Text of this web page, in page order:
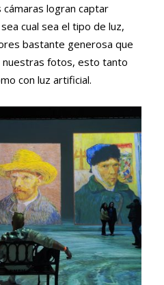
logran captar
cual sea el tipo de luz,
bastante generosa que
nuestras fotos, esto tanto
con luz artificial.